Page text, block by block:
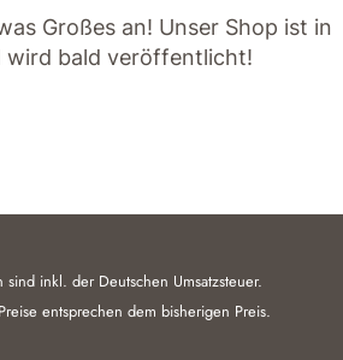
Großes an! Unser Shop ist in
wird bald veröffentlicht!
sind inkl. der Deutschen Umsatzsteuer.
entsprechen dem bisherigen Preis.